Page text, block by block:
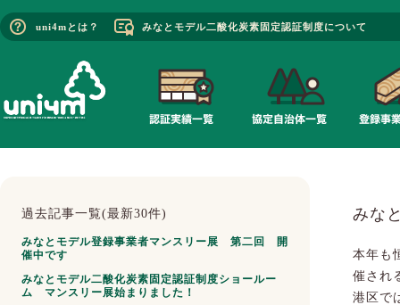
uni4mとは？ みなとモデル二酸化炭素固定認証制度について
過去記事一覧(最新30件)
みなとモデル登録事業者マンスリー展 第二回 開
催中です
みなとモデル二酸化炭素固定認証制度ショールー
ム マンスリー展始まりました！
みな
本年も
催され
港区で